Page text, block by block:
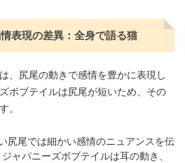
表現の差異：全身で語る猫
、尻尾の動きで感情を豊かに表現し
ボブテイルは尻尾が短いため、その
。
尻尾では細かい感情のニュアンスを伝
ャパニーズボブテイルは耳の動き、